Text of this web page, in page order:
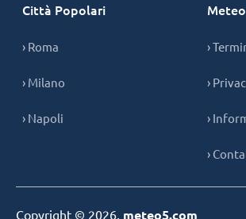
Città Popolari
› Roma
› Milano
› Napoli
›
›
›
›
Copyright © 2026, meteo5.com